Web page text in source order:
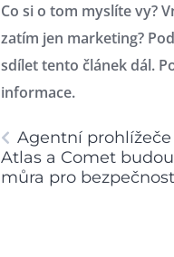
Co si o tom myslíte vy?
zatím jen marketing?
sdílet tento článek dál.
informace.
Agentní prohlížeče
Atlas a Comet
můra pro